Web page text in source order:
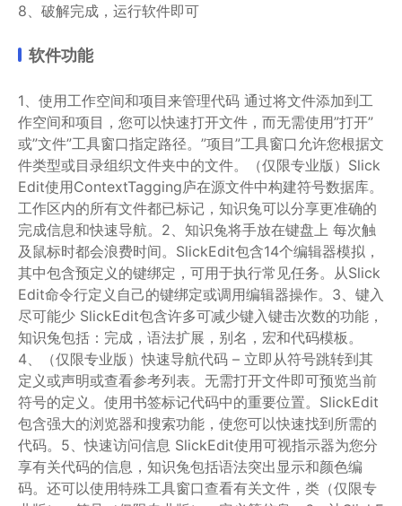
8、破解完成，运行软件即可
软件功能
1、使用工作空间和项目来管理代码 通过将文件添加到工
作空间和项目，您可以快速打开文件，而无需使用”打开”
或”文件”工具窗口指定路径。”项目”工具窗口允许您根据文
件类型或目录组织文件夹中的文件。（仅限专业版）Slick
Edit使用ContextTagging庐在源文件中构建符号数据库。
工作区内的所有文件都已标记，知识兔可以分享更准确的
完成信息和快速导航。2、知识兔将手放在键盘上 每次触
及鼠标时都会浪费时间。SlickEdit包含14个编辑器模拟，
其中包含预定义的键绑定，可用于执行常见任务。从Slick
Edit命令行定义自己的键绑定或调用编辑器操作。3、键入
尽可能少 SlickEdit包含许多可减少键入键击次数的功能，
知识兔包括：完成，语法扩展，别名，宏和代码模板。
4、（仅限专业版）快速导航代码 – 立即从符号跳转到其
定义或声明或查看参考列表。无需打开文件即可预览当前
符号的定义。使用书签标记代码中的重要位置。SlickEdit
包含强大的浏览器和搜索功能，使您可以快速找到所需的
代码。5、快速访问信息 SlickEdit使用可视指示器为您分
享有关代码的信息，知识兔包括语法突出显示和颜色编
码。还可以使用特殊工具窗口查看有关文件，类（仅限专